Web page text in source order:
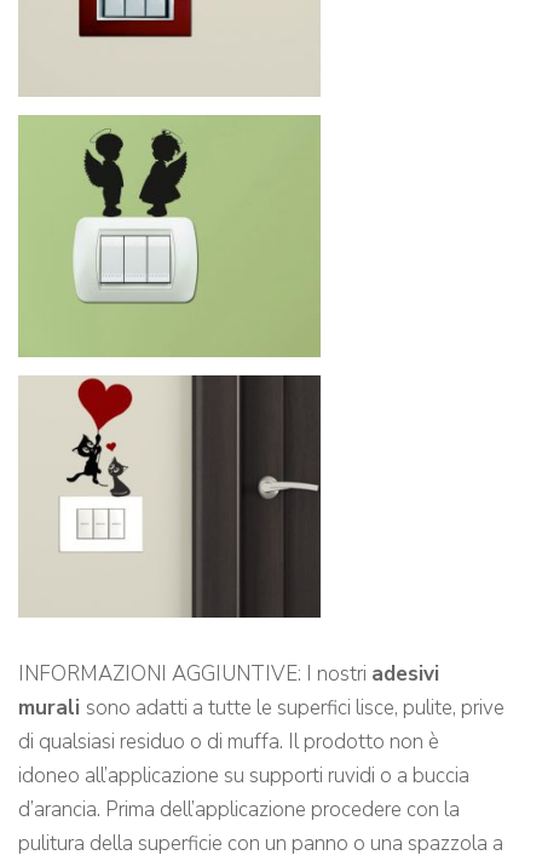
INFORMAZIONI AGGIUNTIVE: I nostri adesivi
murali sono adatti a tutte le superfici lisce, pulite, prive
di qualsiasi residuo o di muffa. Il prodotto non è
idoneo all’applicazione su supporti ruvidi o a buccia
d’arancia. Prima dell’applicazione procedere con la
pulitura della superficie con un panno o una spazzola a